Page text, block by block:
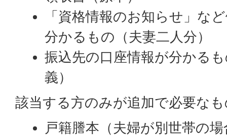
「資格情報のお知らせ」な
分かるもの（夫妻二人分）
振込先の口座情報が分かる
義）
該当する方のみが追加で必要な
戸籍謄本（夫婦が別世帯の